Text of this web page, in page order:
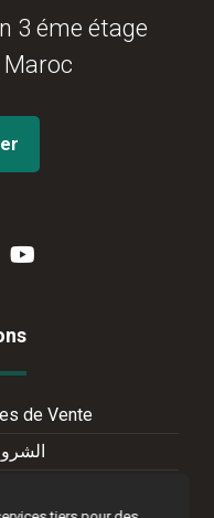
3 éme étage
Maroc
de Vente